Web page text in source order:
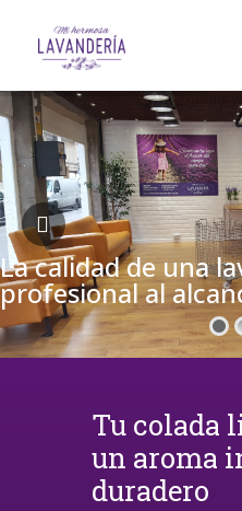
La calidad de una
profesional al
Tu colada
un aroma
duradero